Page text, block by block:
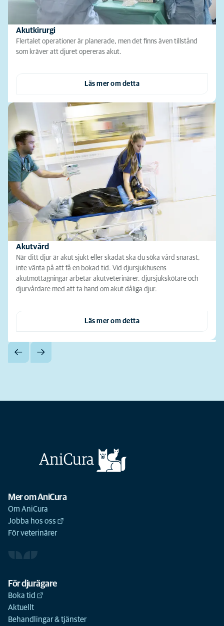
Akutkirurgi
Flertalet operationer är planerade, men det finns även tillstånd
som kräver att djuret opereras akut.
Läs mer om detta
Akutvård
När ditt djur är akut sjukt eller skadat ska du söka vård snarast,
inte vänta på att få en bokad tid. Vid djursjukhusens
akutmottagningar arbetar akutveterinärer, djursjukskötare och
djurvårdare med att ta hand om akut dåliga djur.
Läs mer om detta
Mer om AniCura
Om AniCura
Jobba hos oss
För veterinärer
För djurägare
Boka tid
Aktuellt
Behandlingar & tjänster